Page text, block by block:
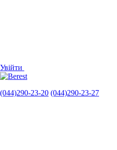
Увійти
(044)290-23-20 (044)290-23-27